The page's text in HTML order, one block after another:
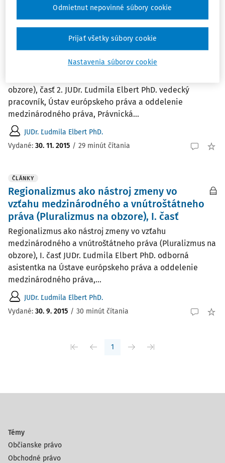
Regionalizmus ako nástroj zmeny vo
vzťahu medzinárodného a vnútroštátneho
práva (Pluralizmus na obzore), časť 2.
Regionalizmus ako nástroj zmeny vo vzťahu
obzore), časť 2. JUDr. Ľudmila Elbert PhD. vedecký
pracovník, Ústav európskeho práva a oddelenie
medzinárodného práva, Právnická...
JUDr. Ľudmila Elbert PhD.
Vydané: 30. 11. 2015 / 29 minút čítania
ČLÁNKY
Regionalizmus ako nástroj zmeny vo
vzťahu medzinárodného a vnútroštátneho
práva (Pluralizmus na obzore), I. časť
Regionalizmus ako nástroj zmeny vo vzťahu
medzinárodného a vnútroštátneho práva (Pluralizmus na
obzore), I. časť JUDr. Ľudmila Elbert PhD. odborná
asistentka na Ústave európskeho práva a oddelenie
medzinárodného práva,...
JUDr. Ľudmila Elbert PhD.
Vydané: 30. 9. 2015 / 30 minút čítania
1
Témy
Občianske právo
Obchodné právo
Nastavenia súborov cookie
Odmietnut nepovinné súbory cookie
Prijať všetky súbory cookie